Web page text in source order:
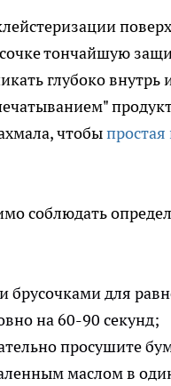
тончайшую
глубоко внутрь
чтобы
соблюдать
для
на 60-90 секунд;
просушите
маслом в